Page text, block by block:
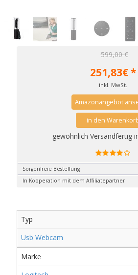
599,00 €
251,83€ *
inkl. MwSt.
Amazonangebot
in den
gewöhnlich Versandfertig
Sorgenfreie Bestellung
In Kooperation mit dem Affiliatepartner
Typ
Usb Webcam
Marke